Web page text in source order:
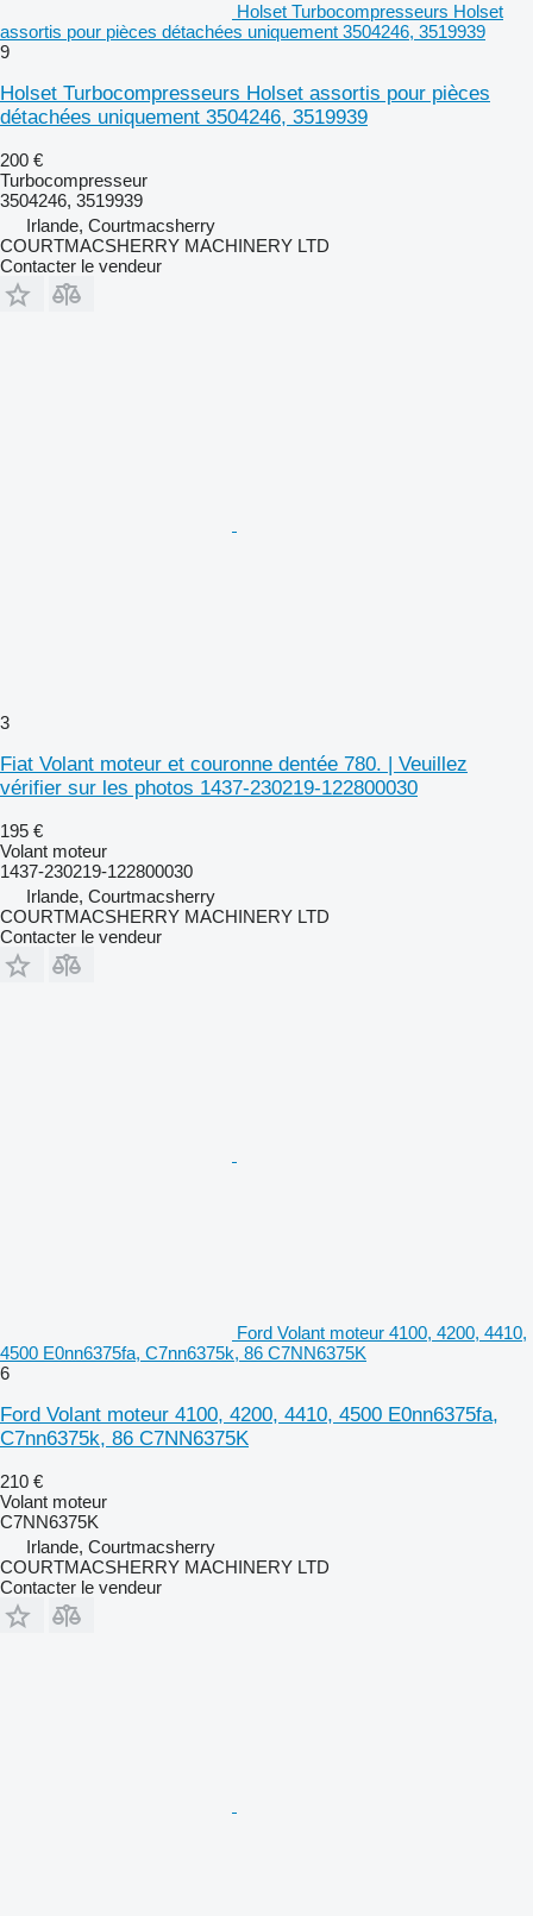
Holset Turbocompresseurs Holset
assortis pour pièces détachées uniquement 3504246, 3519939
9
Holset Turbocompresseurs Holset assortis pour pièces
détachées uniquement 3504246, 3519939
200 €
Turbocompresseur
3504246, 3519939
Irlande, Courtmacsherry
COURTMACSHERRY MACHINERY LTD
Contacter le vendeur
3
Fiat Volant moteur et couronne dentée 780. | Veuillez
vérifier sur les photos 1437-230219-122800030
195 €
Volant moteur
1437-230219-122800030
Irlande, Courtmacsherry
COURTMACSHERRY MACHINERY LTD
Contacter le vendeur
Ford Volant moteur 4100, 4200, 4410,
4500 E0nn6375fa, C7nn6375k, 86 C7NN6375K
6
Ford Volant moteur 4100, 4200, 4410, 4500 E0nn6375fa,
C7nn6375k, 86 C7NN6375K
210 €
Volant moteur
C7NN6375K
Irlande, Courtmacsherry
COURTMACSHERRY MACHINERY LTD
Contacter le vendeur